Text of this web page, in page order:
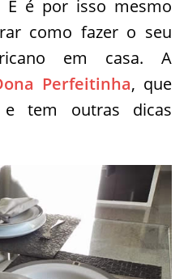
E é por isso mesmo
como fazer o seu
em casa. A
Perfeitinha, que
tem outras dicas